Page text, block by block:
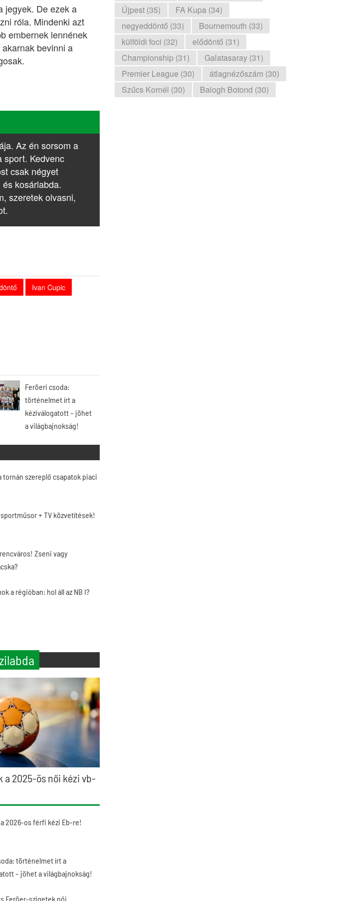
jegyek. De ezek a
róla. Mindenki azt
embernek lennének
bevinni a
Az én sorsom a
sport. Kedvenc
csak négyet
kosárlabda.
szeretek olvasni,
Ivan Cupic
Feröeri csoda:
történelmet írt a
kéziválogatott – jöhet
a világbajnokság!
Újpest (35)
FA Kupa (34)
negyeddöntő (33)
Bournemouth (33)
külföldi foci (32)
elődöntő (31)
Championship (31)
Galatasaray (31)
Premier League (30)
átlagnézőszám (30)
Szűcs Kornél (30)
Balogh Botond (30)
tornán szereplő csapatok piaci
+ TV közvetítések!
Zseni vagy
a régióban: hol áll az NB I?
a 2025-ös női kézi vb-
2026-os férfi kézi Eb-re!
történelmet írt a
– jöhet a világbajnokság!
Feröer-szigetek női